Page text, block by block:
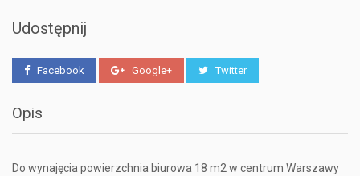
Udostępnij
Facebook Google+ Twitter
Opis
Do wynajęcia powierzchnia biurowa 18 m2 w centrum Warszawy